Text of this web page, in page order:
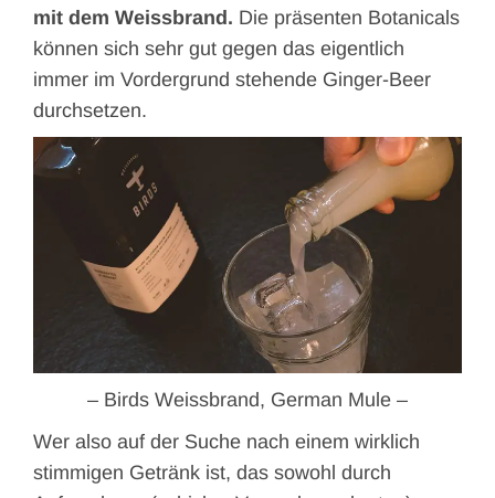
mit dem Weissbrand. Die präsenten Botanicals
können sich sehr gut gegen das eigentlich
immer im Vordergrund stehende Ginger-Beer
durchsetzen.
– Birds Weissbrand, German Mule –
Wer also auf der Suche nach einem wirklich
stimmigen Getränk ist, das sowohl durch